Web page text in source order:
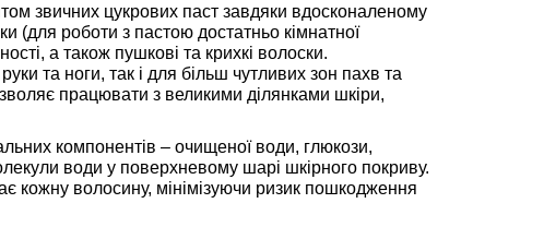
звичних цукрових паст завдяки вдосконаленому
(для роботи з пастою достатньо кімнатної
а також пушкові та крихкі волоски.
та ноги, так і для більш чутливих зон пахв та
працювати з великими ділянками шкіри,
компонентів – очищеної води, глюкози,
води у поверхневому шарі шкірного покриву.
кожну волосину, мінімізуючи ризик пошкодження